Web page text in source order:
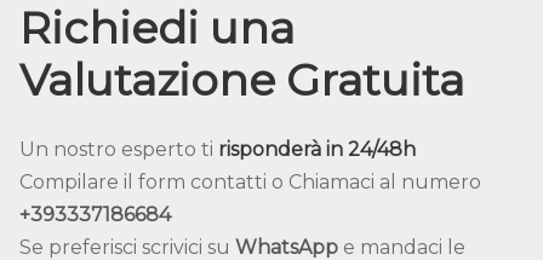
Richiedi una
Valutazione Gratuita
Un nostro esperto ti risponderà in 24/48h
Compilare il form contatti o Chiamaci al numero
+393337186684
Se preferisci scrivici su WhatsApp e mandaci le